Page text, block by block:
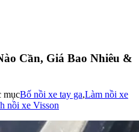
Cần, Giá Bao Nhiêu &
mụcBố nồi xe tay ga,Làm nồi xe
nồi xe Visson